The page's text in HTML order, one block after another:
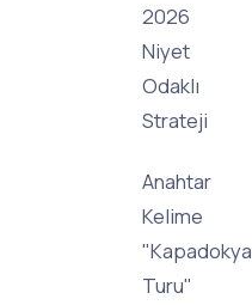
2026
Niyet
Odaklı
Strateji
Anahtar
Kelime
"Kapadokya
Turu"